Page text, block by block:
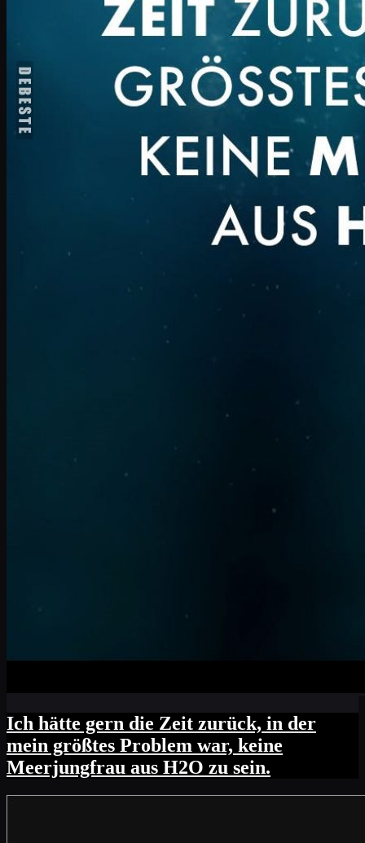
Ich hätte gern die Zeit zurück, in der
mein größtes Problem war, keine
Meerjungfrau aus H2O zu sein.